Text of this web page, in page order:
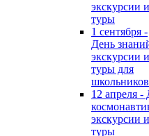
экскурсии и
туры
1 сентября -
День
экскурсии и
туры для
12 апреля -
экскурсии и
туры